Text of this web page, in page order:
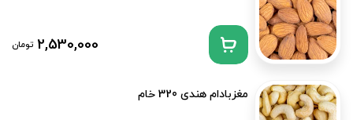
2,530,000 تومان
مغزبادام هندی 320 خام